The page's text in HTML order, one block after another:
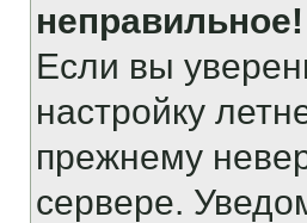
неправильное!
Если вы
настройку
прежнему
сервере.